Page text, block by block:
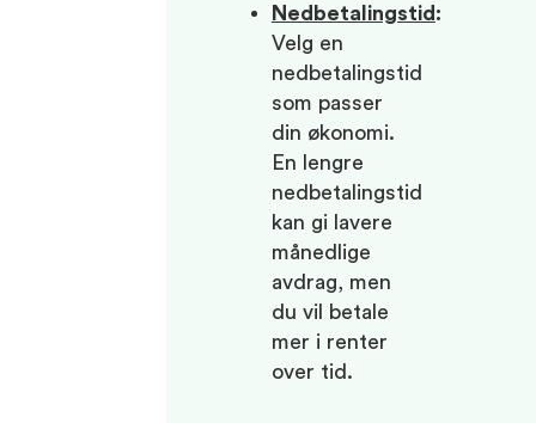
Nedbetalingstid :
Velg en
nedbetalingstid
som passer
din økonomi.
En lengre
nedbetalingstid
kan gi lavere
månedlige
avdrag, men
du vil betale
mer i renter
over tid.